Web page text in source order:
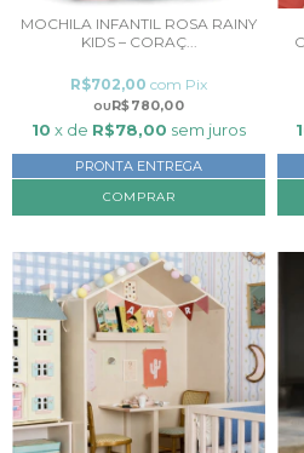
MOCHILA INFANTIL ROSA RAINY
KIDS – CORAÇ...
R$780,00
R$702,00 com Pix
10 x de R$78,00 sem juros
PRONTA ENTREGA